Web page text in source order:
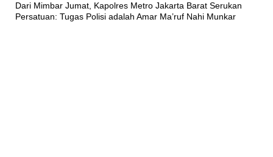
Dari Mimbar Jumat, Kapolres Metro Jakarta Barat Serukan
Persatuan: Tugas Polisi adalah Amar Ma’ruf Nahi Munkar